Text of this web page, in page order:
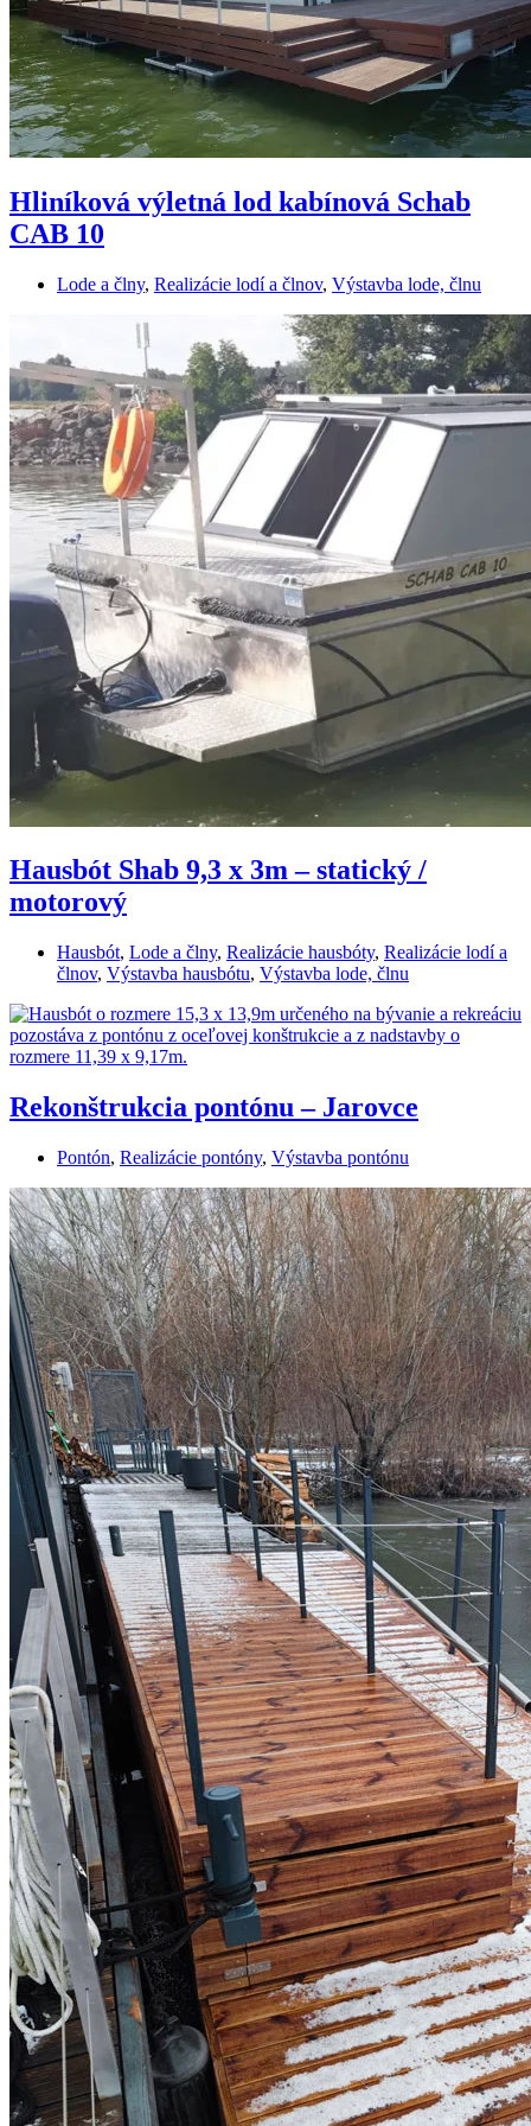
Hliníková výletná lod kabínová Schab
CAB 10
Lode a člny, Realizácie lodí a člnov, Výstavba lode, člnu
Hausbót Shab 9,3 x 3m – statický /
motorový
Hausbót, Lode a člny, Realizácie hausbóty, Realizácie lodí a
člnov, Výstavba hausbótu, Výstavba lode, člnu
Rekonštrukcia pontónu – Jarovce
Pontón, Realizácie pontóny, Výstavba pontónu